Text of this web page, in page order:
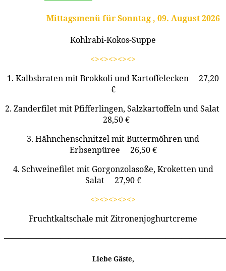
Mittagsmenü für Sonntag , 09. August 2026
Kohlrabi-Kokos-Suppe
<><><><><>
1. Kalbsbraten mit Brokkoli und Kartoffelecken 27,20
€
2. Zanderfilet mit Pfifferlingen, Salzkartoffeln und Salat
28,50 €
3. Hähnchenschnitzel mit Buttermöhren und
Erbsenpüree 26,50 €
4. Schweinefilet mit Gorgonzolasoße, Kroketten und
Salat27,90 €
<><><><><>
Fruchtkaltschale mit Zitronenjoghurtcreme
Liebe Gäste,